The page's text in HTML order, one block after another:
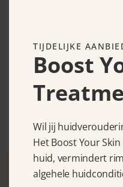
Genosys
TIJDELIJKE
Boost
Wil jij
Het Boost Your
huid, vermindert
algehele